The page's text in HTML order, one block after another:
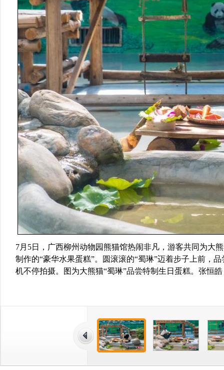
7月5日，广西柳州动物园熊猫馆热闹非凡，游客共同为大
制作的“豪华水果蛋糕”。圆滚滚的“蜀琳”迈着步子上前，
机不停拍摄。图为大熊猫“蜀琳”品尝特制生日蛋糕。张恒皓